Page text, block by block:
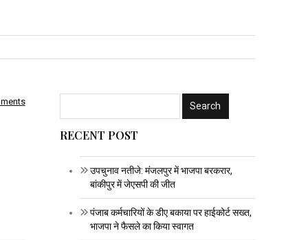
RECENT POST
उपचुनाव नतीजे: मंजलपुर में भाजपा बरकरार,
बांकीपुर में जेएसपी की जीत
पंजाब कर्मचारियों के डीए बकाया पर हाईकोर्ट सख्त,
भाजपा ने फैसले का किया स्वागत